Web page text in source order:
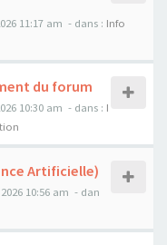
11:17 am - dans : Info
du forum
10:30 am - dans : I
Artificielle)
10:56 am - dan